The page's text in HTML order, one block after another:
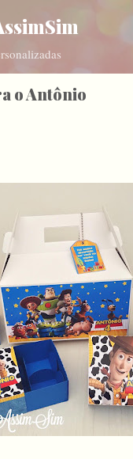
para o conteúdo
o Antônio